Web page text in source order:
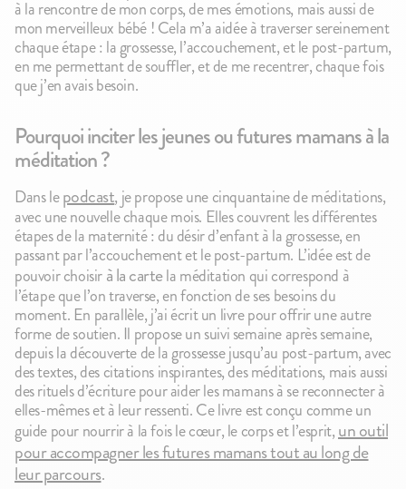
à la rencontre de mon corps, de mes émotions, mais aussi de
mon merveilleux bébé ! Cela m’a aidée à traverser sereinement
chaque étape : la grossesse, l’accouchement, et le post-partum,
en me permettant de souffler, et de me recentrer, chaque fois
que j’en avais besoin.
Pourquoi inciter les jeunes ou futures mamans à la
méditation ?
Dans lepodcast, je propose une cinquantaine de méditations,
avec une nouvelle chaque mois. Elles couvrent les différentes
étapes de la maternité : du désir d’enfant à la grossesse, en
passant par l’accouchement et le post-partum. L’idée est de
pouvoir choisirà la cartela méditation qui correspond à
l’étape que l’on traverse, en fonction de ses besoins du
moment. En parallèle, j’ai écrit un livre pour offrir une autre
forme de soutien. Il propose un suivi semaine après semaine,
depuis la découverte de la grossesse jusqu’au post-partum, avec
des textes, des citations inspirantes, des méditations, mais aussi
des rituels d’écriture pour aider les mamans à se reconnecter à
elles-mêmes et à leur ressenti. Ce livre est conçu comme un
guide pour nourrir à la fois le cœur, le corps et l’esprit,un outil
pour accompagner les futures mamans tout au long de
leur parcours.